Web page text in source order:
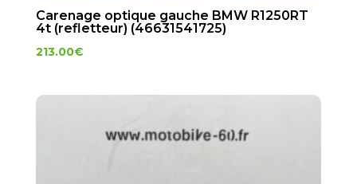
Carenage optique gauche BMW R1250RT
4t (refletteur) (46631541725)
213.00€